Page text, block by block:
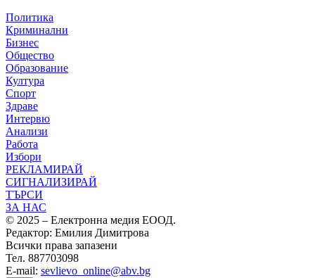
Политика
Криминални
Бизнес
Общество
Образование
Култура
Спорт
Здраве
Интервю
Анализи
Работа
Избори
РЕКЛАМИРАЙ
СИГНАЛИЗИРАЙ
ТЪРСИ
ЗА НАС
© 2025 – Електронна медия ЕООД.
Редактор: Емилия Димитрова
Всички права запазени
Тел. 887703098
E-mail: sevlievo_online@abv.bg